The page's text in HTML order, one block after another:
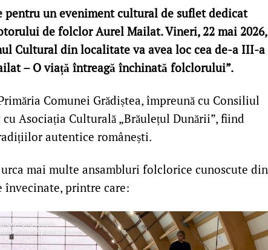
pentru un eveniment cultural de suflet dedicat
de folclor Aurel Mailat. Vineri, 22 mai 2026,
Cultural din localitate va avea loc cea de-a III-a
– O viață întreagă închinată folclorului”.
Comunei Grădiștea, împreună cu Consiliul
Asociația Culturală „Brăulețul Dunării”, fiind
autentice românești.
mai multe ansambluri folclorice cunoscute din
învecinate, printre care: